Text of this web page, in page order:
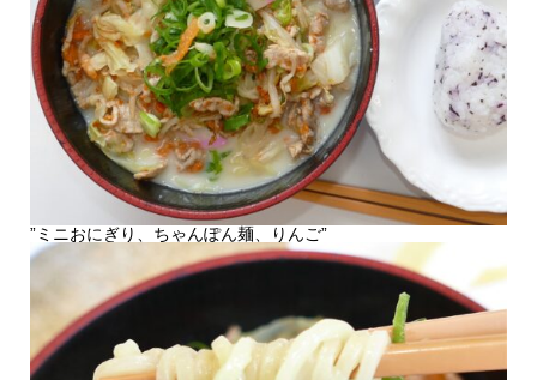
”ミニおにぎり、ちゃんぽん麺、りんご”